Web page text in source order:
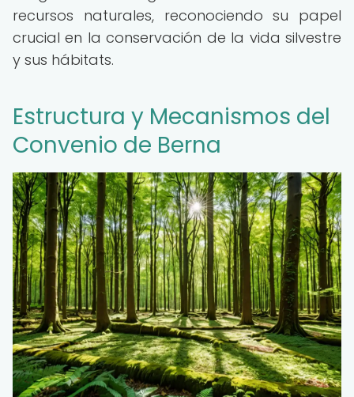
recursos naturales, reconociendo su papel
crucial en la conservación de la vida silvestre
y sus hábitats.
Estructura y Mecanismos del
Convenio de Berna